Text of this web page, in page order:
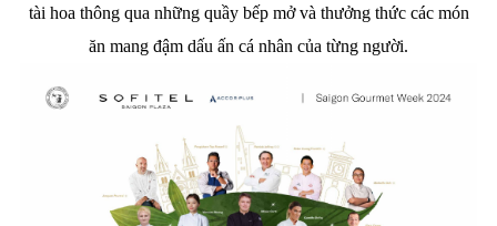
tài hoa thông qua những quầy bếp mở và thưởng thức các món
ăn mang đậm dấu ấn cá nhân của từng người.